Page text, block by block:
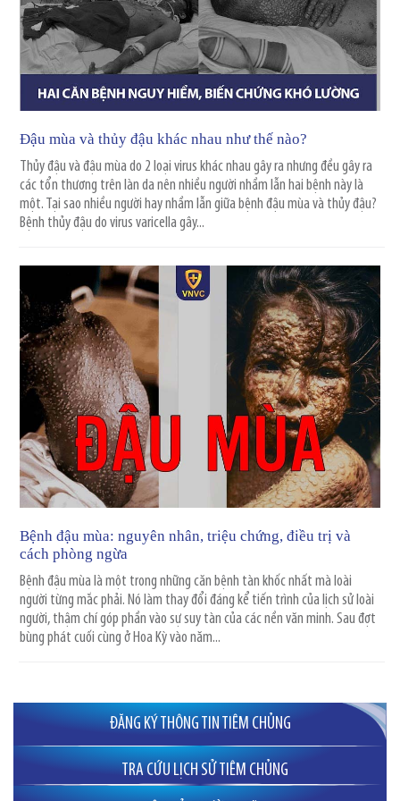
Đậu mùa và thủy đậu khác nhau như thế nào?
Thủy đậu và đậu mùa do 2 loại virus khác nhau gây ra nhưng đều gây ra
các tổn thương trên làn da nên nhiều người nhầm lẫn hai bệnh này là
một. Tại sao nhiều người hay nhầm lẫn giữa bệnh đậu mùa và thủy đậu?
Bệnh thủy đậu do virus varicella gây...
Bệnh đậu mùa: nguyên nhân, triệu chứng, điều trị và
cách phòng ngừa
Bệnh đậu mùa là một trong những căn bệnh tàn khốc nhất mà loài
người từng mắc phải. Nó làm thay đổi đáng kể tiến trình của lịch sử loài
người, thậm chí góp phần vào sự suy tàn của các nền văn minh. Sau đợt
bùng phát cuối cùng ở Hoa Kỳ vào năm...
ĐĂNG KÝ THÔNG TIN TIÊM CHỦNG
TRA CỨU LỊCH SỬ TIÊM CHỦNG